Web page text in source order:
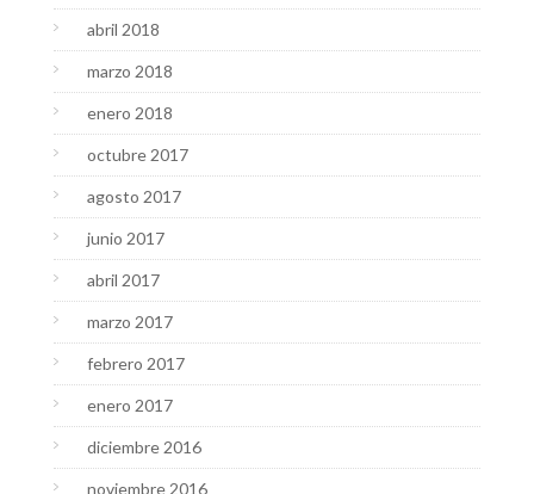
abril 2018
marzo 2018
enero 2018
octubre 2017
agosto 2017
junio 2017
abril 2017
marzo 2017
febrero 2017
enero 2017
diciembre 2016
noviembre 2016